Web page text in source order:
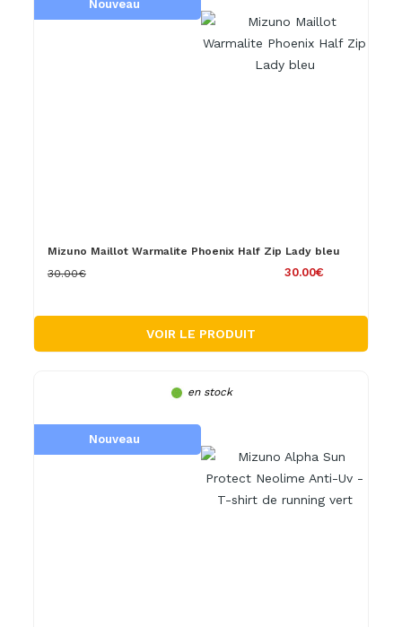
Nouveau
Mizuno Maillot Warmalite Phoenix Half Zip Lady bleu
30.00€
30.00€
VOIR LE PRODUIT
en stock
Nouveau